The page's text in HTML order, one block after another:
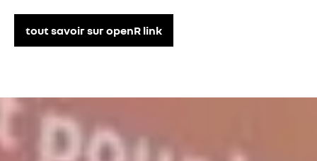
tout savoir sur openR link